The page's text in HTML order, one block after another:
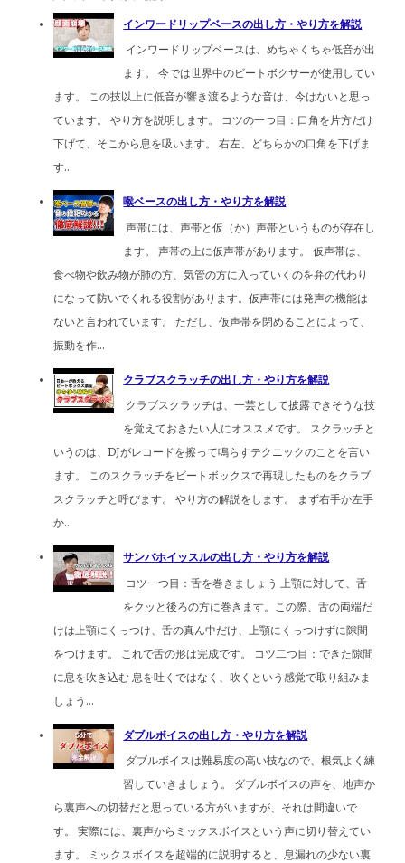
インワードリップベースの出し方・やり方を解説
インワードリップベースは、めちゃくちゃ低音が出
ます。 今では世界中のビートボクサーが使用してい
ます。 この技以上に低音が響き渡るような音は、今はないと思っ
ています。 やり方を説明します。 コツの一つ目：口角を片方だけ
下げて、そこから息を吸います。 右左、どちらかの口角を下げま
す...
喉ベースの出し方・やり方を解説
声帯には、声帯と仮（か）声帯というものが存在し
ます。 声帯の上に仮声帯があります。 仮声帯は、
食べ物や飲み物が肺の方、気管の方に入っていくのを弁の代わり
になって防いでくれる役割があります。仮声帯には発声の機能は
ないと言われています。 ただし、仮声帯を閉めることによって、
振動を作...
クラブスクラッチの出し方・やり方を解説
クラブスクラッチは、一芸として披露できそうな技
を覚えておきたい人にオススメです。 スクラッチと
いうのは、DJがレコードを擦って鳴らすテクニックのことを言い
ます。 このスクラッチをビートボックスで再現したものをクラブ
スクラッチと呼びます。 やり方の解説をします。 まず右手か左手
か...
サンバホイッスルの出し方・やり方を解説
コツ一つ目：舌を巻きましょう 上顎に対して、舌
をクッと後ろの方に巻きます。この際、舌の両端だ
けは上顎にくっつけ、舌の真ん中だけ、上顎にくっつけずに隙間
をつけます。 これで舌の形は完成です。 コツ二つ目：できた隙間
に息を吹き込む 息を吐くではなく、吹くという感覚で取り組みま
しょう...
ダブルボイスの出し方・やり方を解説
ダブルボイスは難易度の高い技なので、根気よく練
習していきましょう。 ダブルボイスの声を、地声か
ら裏声への切替だと思っている方がいますが、それは間違いで
す。 実際には、裏声からミックスボイスという声に切り替えてい
ます。 ミックスボイスを超端的に説明すると、息漏れの少ない裏